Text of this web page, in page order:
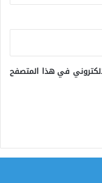
في هذا المتصفح